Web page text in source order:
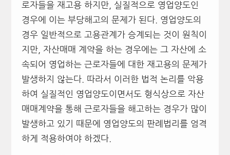
로자들을 재고용 하지만, 실질적으로 영업양도인
경우에 이는 부당해고의 문제가 된다. 영업양도의
경우 일반적으로 고용관계가 승계되는 것이 원칙이
지만, 자산매매 계약을 하는 경우에는 그 자산에 소
속되어 영업하는 근로자들에 대한 재고용의 문제가
발생하지 않는다. 따라서 이러한 법적 논리를 악용
하여 실질적인 영업양도이면서도 형식상으로 자산
매매계약을 통해 근로자들을 해고하는 경우가 많이
발생하고 있기 때문에 영업양도의 판례법리를 엄격
하게 적용하여야 하겠다.